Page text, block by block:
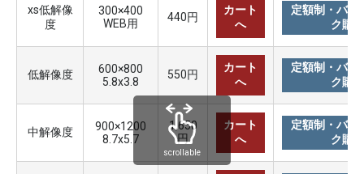
xs低解像
度
300×400
WEB用
440円
カート
へ
定額制・バリ
ク購入
低解像度
600×800
5.8x3.8
550円
カート
へ
定額制・バリ
ク購入
中解像度
900×1200
8.7x5.7
1,650
円
カート
へ
定額制・バリ
ク購入
scrollable